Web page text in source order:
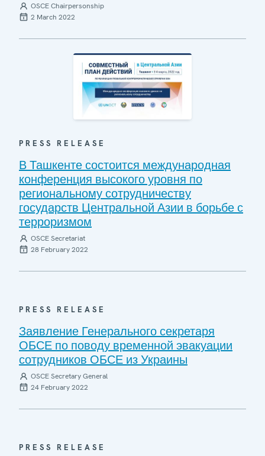
OSCE Chairpersonship
2 March 2022
PRESS RELEASE
В Ташкенте состоится международная
конференция высокого уровня по
региональному сотрудничеству
государств Центральной Азии в борьбе с
терроризмом
OSCE Secretariat
28 February 2022
PRESS RELEASE
Заявление Генерального секретаря
ОБСЕ по поводу временной эвакуации
сотрудников ОБСЕ из Украины
OSCE Secretary General
24 February 2022
PRESS RELEASE